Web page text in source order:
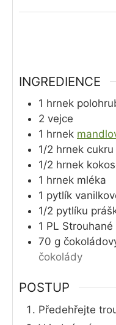
INGREDIENCE
1 hrnek
2 vejce
1 hrnek
1/2 hrnek
1/2 hrnek
1 hrnek mléka
1 pytlík
1/2 pytlíku
1 PL
70 g
čokolády
POSTUP
Předehřejte